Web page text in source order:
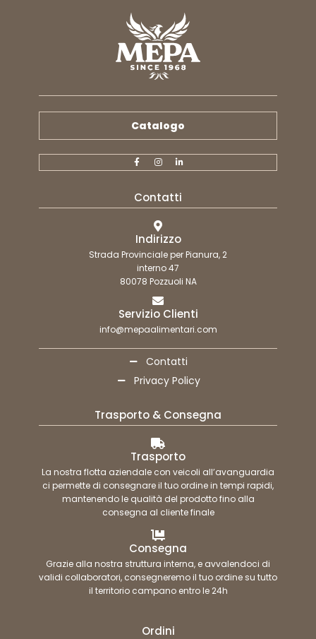
Catalogo
Contatti
Indirizzo
Strada Provinciale per Pianura, 2
interno 47
80078 Pozzuoli NA
Servizio Clienti
info@mepaalimentari.com
Contatti
Privacy Policy
Trasporto & Consegna
Trasporto
La nostra flotta aziendale con veicoli all’avanguardia
ci permette di consegnare il tuo ordine in tempi rapidi,
mantenendo le qualità del prodotto fino alla
consegna al cliente finale
Consegna
Grazie alla nostra struttura interna, e avvalendoci di
validi collaboratori, consegneremo il tuo ordine su tutto
il territorio campano entro le 24h
Ordini